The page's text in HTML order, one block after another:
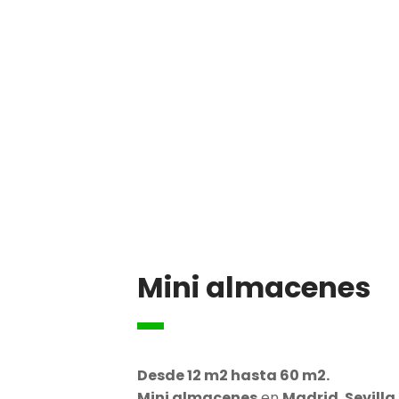
Mini almacenes
Desde 12 m2 hasta 60 m2.